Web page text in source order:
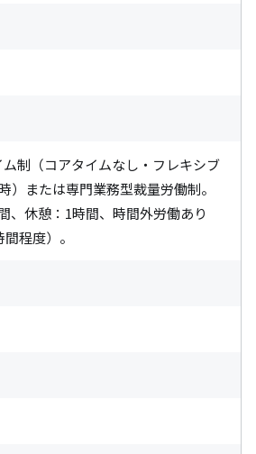
制（コアタイムなし・フレキシブ
）または専門業務型裁量労働制。
、休憩：1時間、時間外労働あり
程度）。